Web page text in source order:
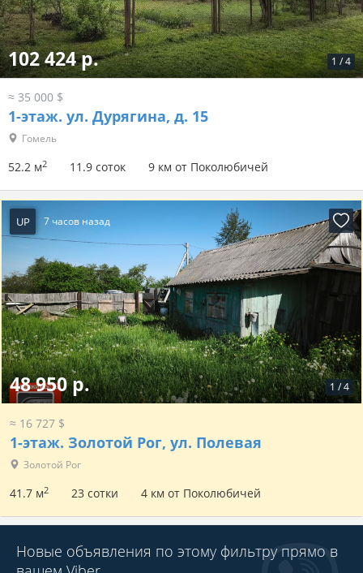
1 /4
102 424 р.
≈ 35 000 $
1-этаж. ул. Дурягина, д. 15
Гомель
52.2 м2 11.9 соток 9 км от Поколюбичей
UP 7 часов назад
1 /4
48 950 р.
≈ 16 727 $
1-этаж. Золотой Рог, ул. Полевая
Золотой Рог
41.7 м2 23 сотки 4 км от Поколюбичей
Новые объявления по этому фильтру прямо в